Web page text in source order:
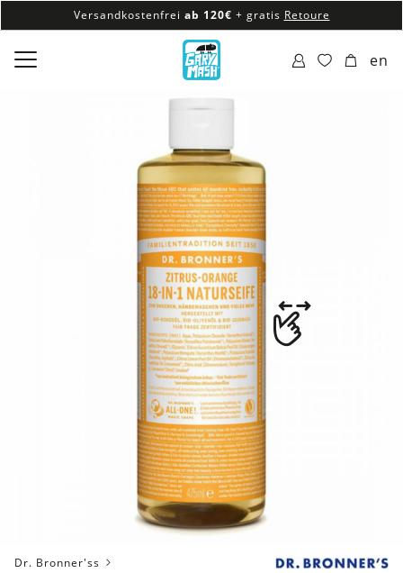
Versandkostenfrei ab 120€ + gratis Retoure
100% veganes & fair produziertes Sortiment
Versandkostenfrei ab 120€
en
Dr. Bronner'ss